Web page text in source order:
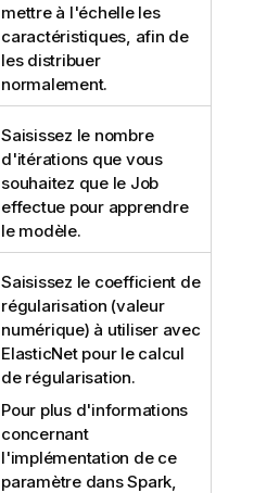
mettre à l'échelle les
caractéristiques, afin de
les distribuer
normalement.
Saisissez le nombre
d'itérations que vous
souhaitez que le Job
effectue pour apprendre
le modèle.
Saisissez le coefficient de
régularisation (valeur
numérique) à utiliser avec
ElasticNet pour le calcul
de régularisation.
Pour plus d'informations
concernant
l'implémentation de ce
paramètre dans Spark,